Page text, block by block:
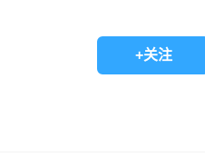
+关注